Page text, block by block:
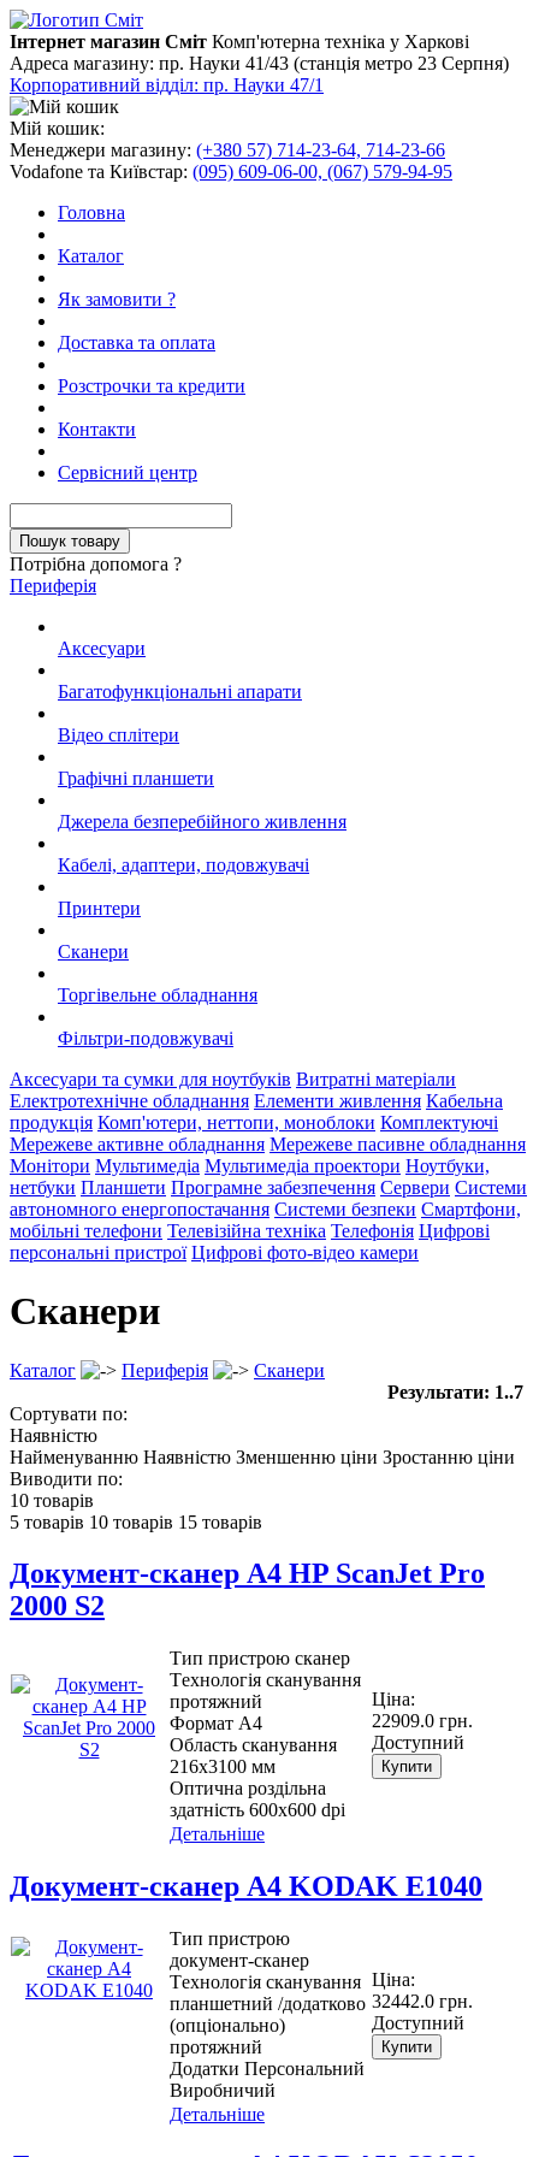
Інтернет магазин Сміт Комп'ютерна техніка у Харкові
Адреса магазину: пр. Науки 41/43 (станція метро 23 Серпня)
Корпоративний відділ: пр. Науки 47/1
Мій кошик:
Менеджери магазину: (+380 57) 714-23-64, 714-23-66
Vodafone та Київстар: (095) 609-06-00, (067) 579-94-95
Головна
Каталог
Як замовити ?
Доставка та оплата
Розстрочки та кредити
Контакти
Сервісний центр
Потрібна допомога ?
Периферія
Аксесуари
Багатофункціональні апарати
Відео сплітери
Графічні планшети
Джерела безперебійного живлення
Кабелі, адаптери, подовжувачі
Принтери
Сканери
Торгівельне обладнання
Фільтри-подовжувачі
Аксесуари та сумки для ноутбуків Витратні матеріали
Електротехнічне обладнання Елементи живлення Кабельна
продукція Комп'ютери, неттопи, моноблоки Комплектуючі
Мережеве активне обладнання Мережеве пасивне обладнання
Монітори Мультимедіа Мультимедіа проектори Ноутбуки,
нетбуки Планшети Програмне забезпечення Сервери Системи
автономного енергопостачання Системи безпеки Смартфони,
мобільні телефони Телевізійна техніка Телефонія Цифрові
персональні пристрої Цифрові фото-відео камери
Сканери
Каталог Периферія
Сканери
Результати: 1..7
Сортувати по:
Наявністю
Найменуванню Наявністю Зменшенню ціни Зростанню ціни
Виводити по:
10 товарів
5 товарів 10 товарів 15 товарів
Документ-сканер А4 HP ScanJet Pro
2000 S2
Тип пристрою сканер
Tехнологія сканування
протяжний
Формат A4
Область сканування
216x3100 мм
Оптична роздільна
здатність 600x600 dpi
Ціна:
22909.0 грн.
Доступний
Купити
Детальніше
Документ-сканер А4 KODAK E1040
Тип пристрою
документ-сканер
Tехнологія сканування
планшетний /додатково
(опціонально)
протяжний
Додатки Персональний
Виробничий
Ціна:
32442.0 грн.
Доступний
Купити
Детальніше